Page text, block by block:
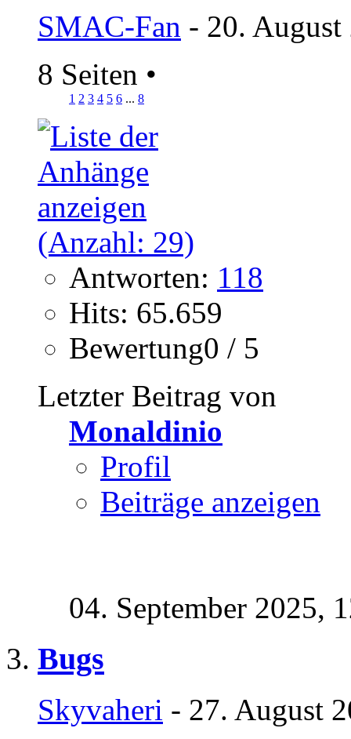
SMAC-Fan - 20.
8 Seiten •
1 2 3 4 5 6 ... 8
Antworten: 118
Hits: 65.659
Bewertung0 / 5
Letzter Beitrag von
Monaldinio
Profil
Beiträge anzeigen
04. September 2025,
Bugs
Skyvaheri - 27. August